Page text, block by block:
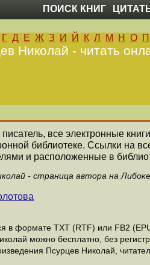
ПОИСК КНИГ
Г Д Е Ж З И Й К Л М Н О П
Николай - читать
писатель, все электронные
библиотеке. Ссылки на
и расположенные в
- страница автора на
в формате ТХТ (RTF) или FB2
можно бесплатно, без
Псурцев Николай,